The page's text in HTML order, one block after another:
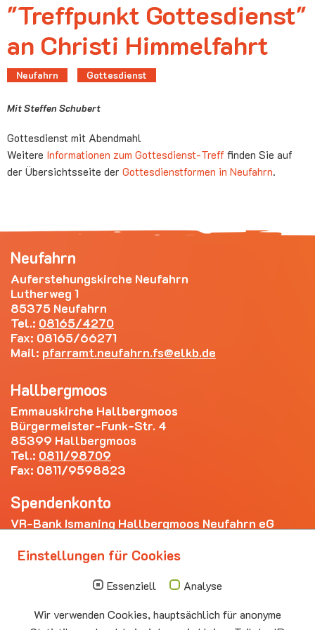
"Treffpunkt Gottesdienst"
an Christi Himmelfahrt
Neufahrn Gottesdienst
Mit Steffen Schubert
Gottesdienst mit Abendmahl
Weitere Informationen zum Gottesdienst-Treff finden Sie auf
der Übersichtsseite der Gottesdienstformen in Neufahrn.
Neufahrn
Auferstehungskirche Neufahrn
Lutherweg 1
85375 Neufahrn
Tel.: 08165/4270
Fax: 08165/66271
Mail: pfarramt.neufahrn.fs elkb.de
Hallbergmoos
Emmauskirche Hallbergmoos
Bürgermeister-Funk-Str. 4
85399 Hallbergmoos
Tel.: 0811/98709
Fax: 0811/9598823
Spendenkonto
VR-Bank Ismaning Hallbergmoos Neufahrn eG
Die nächsten Termine
15.00 - 17.00
Auferstehungskirche Neufahrn
Einstellungen für Cookies
Essenziell
Analyse
Wir verwenden Cookies, hauptsächlich für anonyme